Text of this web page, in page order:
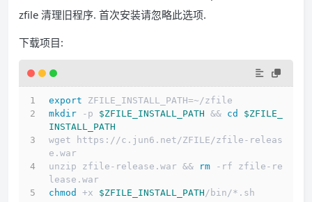
zfile 清理旧程序. 首次安装请忽略此选项.
下载项目:
export ZFILE_INSTALL_PATH=~/zfile
mkdir -p $ZFILE_INSTALL_PATH && cd
$ZFILE_
INSTALL_PATH
wget https://c.jun6.net/ZFILE/zfile-releas
e.war
unzip zfile-release.war &&
rm -rf zfile-re
lease.war
chmod
+x $ZFILE_INSTALL_PATH /bin/*.sh